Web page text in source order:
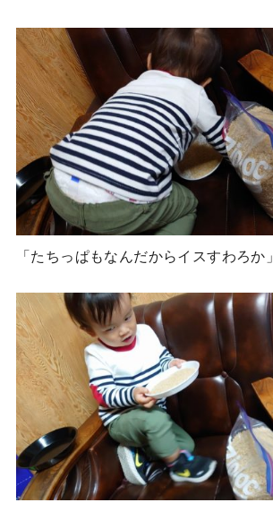
「たちっぱもなんだからイスすわろか」